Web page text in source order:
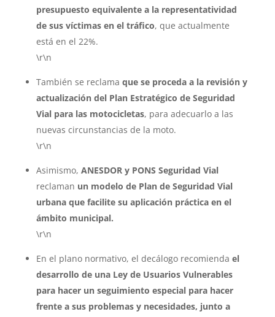
presupuesto equivalente a la representatividad
de sus víctimas en el tráfico, que actualmente
está en el 22%.
\r\n
También se reclama que se proceda a la revisión y
actualización del Plan Estratégico de Seguridad
Vial para las motocicletas, para adecuarlo a las
nuevas circunstancias de la moto.
\r\n
Asimismo, ANESDOR y PONS Seguridad Vial
reclaman un modelo de Plan de Seguridad Vial
urbana que facilite su aplicación práctica en el
ámbito municipal.
\r\n
En el plano normativo, el decálogo recomienda el
desarrollo de una Ley de Usuarios Vulnerables
para hacer un seguimiento especial para hacer
frente a sus problemas y necesidades, junto a